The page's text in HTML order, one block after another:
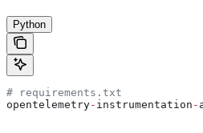
Python
# requirements.txt
opentelemetry- instrumentation -